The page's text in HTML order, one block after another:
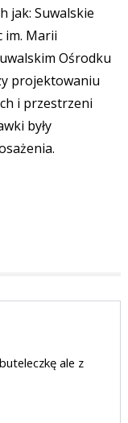
jak: Suwalskie
im. Marii
Ośrodku
projektowaniu
i przestrzeni
były
ale z